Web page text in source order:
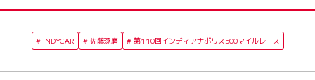
INDYCAR 佐藤琢磨 第110回インディアナポリス500マイルレース